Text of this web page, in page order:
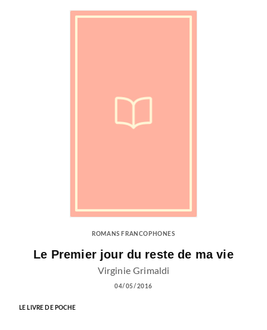
ROMANS FRANCOPHONES
Le Premier jour du reste de ma vie
Virginie Grimaldi
04/05/2016
LE LIVRE DE POCHE